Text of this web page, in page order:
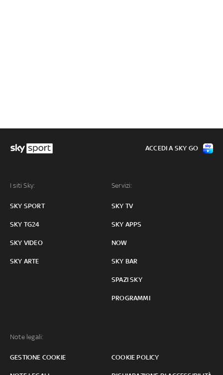
I siti Sky:
SKY SPORT
SKY TG24
SKY VIDEO
SKY ARTE
Servizi:
SKY TV
SKY APPS
NOW
SKY BAR
SPAZI SKY
PROGRAMMI
Note legali:
GESTIONE COOKIE COOKIE POLICY
ACCEDI A SKY GO